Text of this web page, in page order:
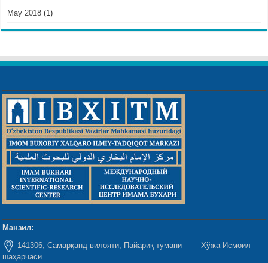
May 2018 (1)
Манзил:
141306, Самарқанд вилояти, Пайариқ тумани Хўжа Исмоил
шаҳарчаси